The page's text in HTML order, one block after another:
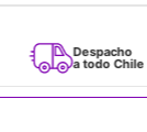
Despacho
a todo Chile